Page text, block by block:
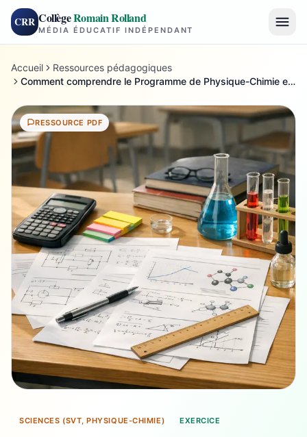
CRR CollègeRomain Rolland
MÉDIA ÉDUCATIF INDÉPENDANT
Accueil
Ressources pédagogiques
Comment comprendre le Programme de Physique-Chimie en Terminale
RESSOURCE PDF
SCIENCES (SVT, PHYSIQUE-CHIMIE) EXERCICE